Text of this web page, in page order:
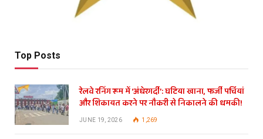
Top Posts
रेलवे रनिंग रूम में ‘अंधेरगर्दी’: घटिया खाना, फर्जी पर्चियां
और शिकायत करने पर नौकरी से निकालने की धमकी!
JUNE 19, 2026 1,269